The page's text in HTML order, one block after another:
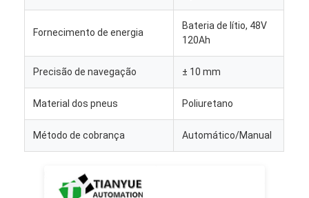
Fornecimento de energia
Bateria de lítio, 48V
120Ah
Precisão de navegação ± 10 mm
Material dos pneus Poliuretano
Método de cobrança Automático/Manual